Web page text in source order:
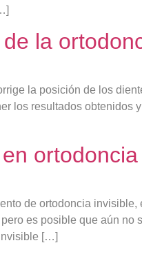
la
la posición de los
los resultados
de ortodoncia
es posible que aún
[…]